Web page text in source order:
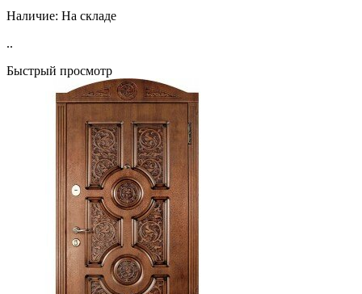
Наличие: На складе
..
Быстрый просмотр